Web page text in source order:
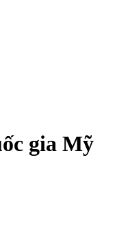
gia Mỹ